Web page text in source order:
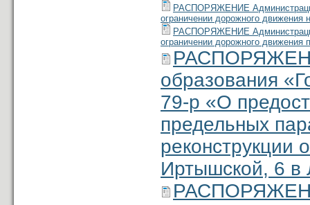
РАСПОРЯЖЕНИЕ
ограничении дорожного движения
РАСПОРЯЖЕНИЕ
ограничении дорожного
образования
79-р «О
предельных
реконструкции
Иртышской, 6 в